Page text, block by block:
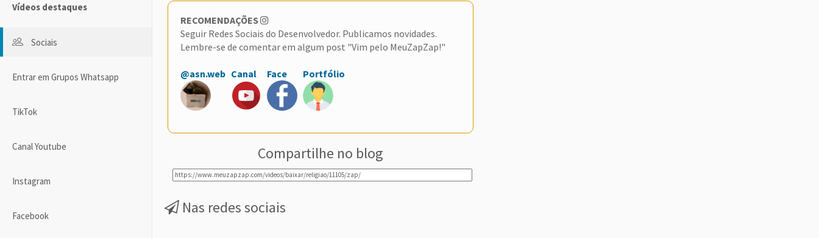
Vídeos destaques
Sociais
Entrar em Grupos Whatsapp
TikTok
Canal Youtube
Instagram
Facebook
RECOMENDAÇÕES
Seguir Redes Sociais do Desenvolvedor. Publicamos novidades.
Lembre-se de comentar em algum post "Vim pelo MeuZapZap!"
@asn.web Canal Face Portfólio
Compartilhe no blog
Nas redes sociais